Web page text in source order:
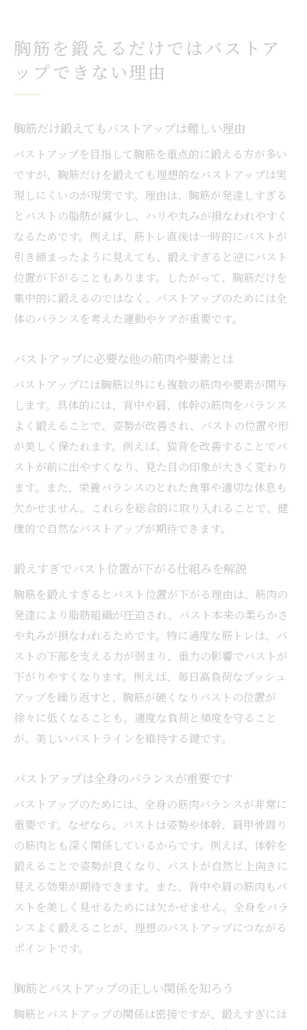
美バストを維持するためのセルフケア習慣
バストアップと筋肉ケアの両立テクニック
胸筋を鍛えるだけではバストア
ップできない理由
胸筋だけ鍛えてもバストアップは難しい理由
バストアップを目指して胸筋を重点的に鍛える方が多い
ですが、胸筋だけを鍛えても理想的なバストアップは実
現しにくいのが現実です。理由は、胸筋が発達しすぎる
とバストの脂肪が減少し、ハリや丸みが損なわれやすく
なるためです。例えば、筋トレ直後は一時的にバストが
引き締まったように見えても、鍛えすぎると逆にバスト
位置が下がることもあります。したがって、胸筋だけを
集中的に鍛えるのではなく、バストアップのためには全
体のバランスを考えた運動やケアが重要です。
バストアップに必要な他の筋肉や要素とは
バストアップには胸筋以外にも複数の筋肉や要素が関与
します。具体的には、背中や肩、体幹の筋肉をバランス
よく鍛えることで、姿勢が改善され、バストの位置や形
が美しく保たれます。例えば、猫背を改善することでバ
ストが前に出やすくなり、見た目の印象が大きく変わり
ます。また、栄養バランスのとれた食事や適切な休息も
欠かせません。これらを総合的に取り入れることで、健
康的で自然なバストアップが期待できます。
鍛えすぎでバスト位置が下がる仕組みを解説
胸筋を鍛えすぎるとバスト位置が下がる理由は、筋肉の
発達により脂肪組織が圧迫され、バスト本来の柔らかさ
や丸みが損なわれるためです。特に過度な筋トレは、バ
ストの下部を支える力が弱まり、重力の影響でバストが
下がりやすくなります。例えば、毎日高負荷なプッシュ
アップを繰り返すと、胸筋が硬くなりバストの位置が
徐々に低くなることも。適度な負荷と頻度を守ること
が、美しいバストラインを維持する鍵です。
バストアップは全身のバランスが重要です
バストアップのためには、全身の筋肉バランスが非常に
重要です。なぜなら、バストは姿勢や体幹、肩甲骨周り
の筋肉とも深く関係しているからです。例えば、体幹を
鍛えることで姿勢が良くなり、バストが自然と上向きに
見える効果が期待できます。また、背中や肩の筋肉もバ
ストを美しく見せるためには欠かせません。全身をバラ
ンスよく鍛えることが、理想のバストアップにつながる
ポイントです。
胸筋とバストアップの正しい関係を知ろう
胸筋とバストアップの関係は密接ですが、鍛えすぎには